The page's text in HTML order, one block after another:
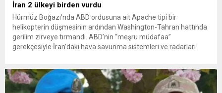
İran 2 ülkeyi birden vurdu
Hürmüz Boğazı’nda ABD ordusuna ait Apache tipi bir
helikopterin düşmesinin ardından Washington-Tahran hattında
gerilim zirveye tırmandı. ABD’nin “meşru müdafaa”
gerekçesiyle İran’daki hava savunma sistemleri ve radarları
yeni bir ABD saldırısına anında yanıt verileceğini duyurdu....